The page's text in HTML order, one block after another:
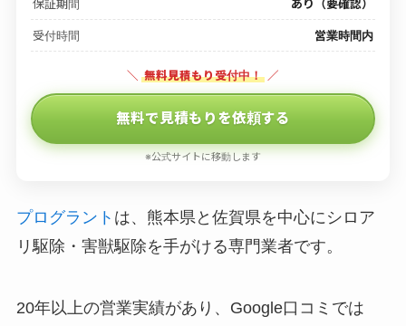
保証期間 あり（要確認）
受付時間 営業時間内
＼ 無料見積もり受付中！ ／
無料で見積もりを依頼する
※公式サイトに移動します
プログラント は、熊本県と佐賀県を中心にシロア
リ駆除・害獣駆除を手がける専門業者です。
20年以上の営業実績があり、Google口コミでは